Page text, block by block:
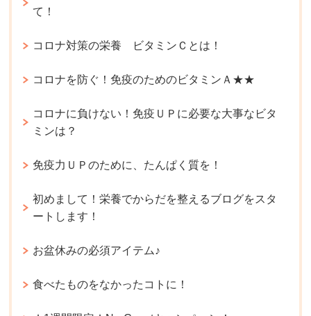
て！
コロナ対策の栄養 ビタミンＣとは！
コロナを防ぐ！免疫のためのビタミンＡ★★
コロナに負けない！免疫ＵＰに必要な大事なビタ
ミンは？
免疫力ＵＰのために、たんぱく質を！
初めまして！栄養でからだを整えるブログをスタ
ートします！
お盆休みの必須アイテム♪
食べたものをなかったコトに！